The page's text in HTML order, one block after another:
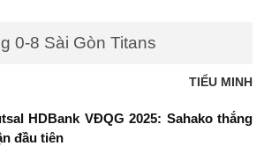
0-8 Sài Gòn Titans
TIỂU MINH
HDBank VĐQG 2025: Sahako thắng
đầu tiên